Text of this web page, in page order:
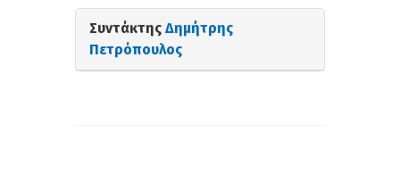
Συντάκτης Δημήτρης
Πετρόπουλος